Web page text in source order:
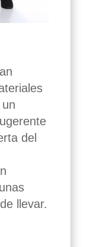
del
llevar.